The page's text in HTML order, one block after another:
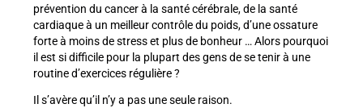
prévention du cancer à la santé cérébrale, de la santé
cardiaque à un meilleur contrôle du poids, d’une ossature
forte à moins de stress et plus de bonheur … Alors pourquoi
il est si difficile pour la plupart des gens de se tenir à une
routine d’exercices régulière ?
Il s’avère qu’il n’y a pas une seule raison.